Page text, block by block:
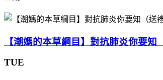
【潮媽的本草綱目】對抗肺炎你要知
TUE